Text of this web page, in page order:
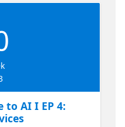
to AI I EP 4: